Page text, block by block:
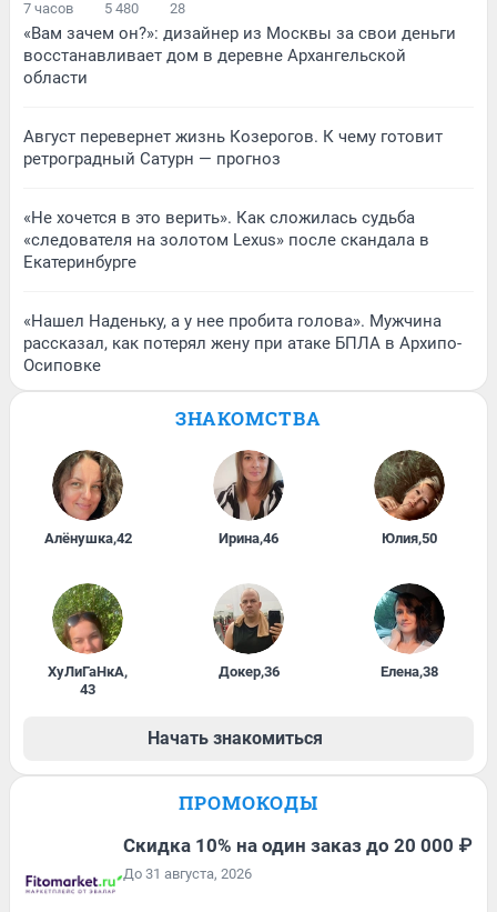
7 часов 5 480 28
«Вам зачем он?»: дизайнер из Москвы за свои деньги
восстанавливает дом в деревне Архангельской
области
Август перевернет жизнь Козерогов. К чему готовит
ретроградный Сатурн — прогноз
«Не хочется в это верить». Как сложилась судьба
«следователя на золотом Lexus» после скандала в
Екатеринбурге
«Нашел Наденьку, а у нее пробита голова». Мужчина
рассказал, как потерял жену при атаке БПЛА в Архипо-
Осиповке
ЗНАКОМСТВА
Алёнушка,42 Ирина,46 Юлия,50
ХуЛиГаНкА,
43
Докер,36 Елена,38
Начать знакомиться
ПРОМОКОДЫ
Скидка 10% на один заказ до 20 000 ₽
До 31 августа, 2026